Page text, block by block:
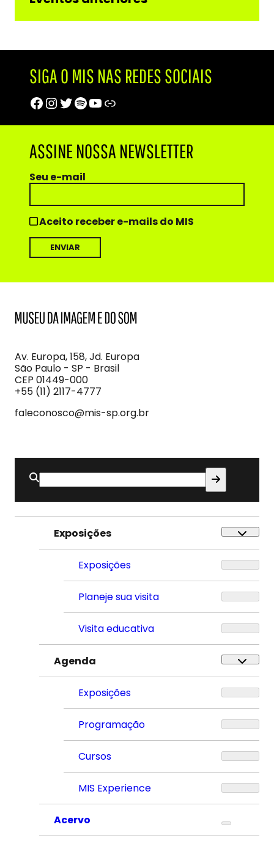
SIGA O MIS NAS REDES SOCIAIS
Facebook
Instagram
Twitter
Spotify
Youtube
Trip Advisor
ASSINE NOSSA NEWSLETTER
Seu e-mail
Aceito receber e-mails do MIS
Imagem
e
do
Som
Av. Europa, 158, Jd. Europa
São Paulo - SP - Brasil
CEP 01449-000
+55 (11) 2117-4777
faleconosco@mis-sp.org.br
Buscar
por:
Exposições
Exposições
Planeje sua visita
Visita educativa
Agenda
Exposições
Programação
Cursos
MIS Experience
Acervo